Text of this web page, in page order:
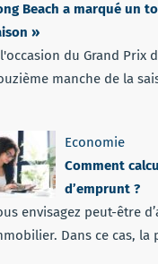
Beach a marqué un
»
du Grand Prix
manche de la
Economie
Comment
d’emprunt ?
envisagez peut-être
Dans ce cas, la